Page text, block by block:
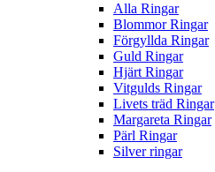
Alla Ringar
Blommor Ringar
Förgyllda Ringar
Guld Ringar
Hjärt Ringar
Vitgulds Ringar
Livets träd Ringar
Margareta Ringar
Pärl Ringar
Silver ringar